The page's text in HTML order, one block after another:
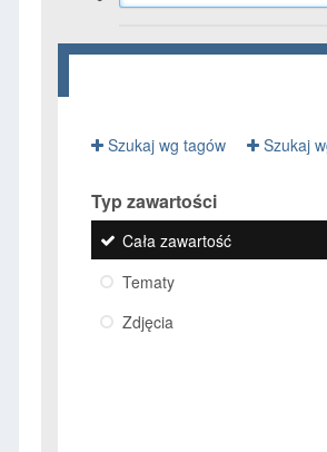
Szukaj wg tagów Szukaj
Typ zawartości
Cała zawartość
Tematy
Zdjęcia